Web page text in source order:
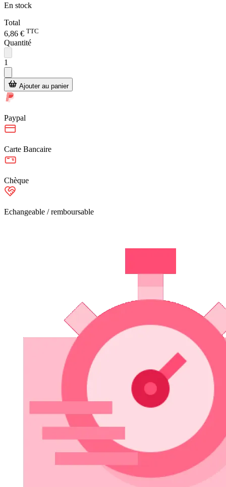
En stock
Total
6,86 € TTC
Quantité
1
Ajouter au panier
Paypal
Carte Bancaire
Chèque
Echangeable / remboursable